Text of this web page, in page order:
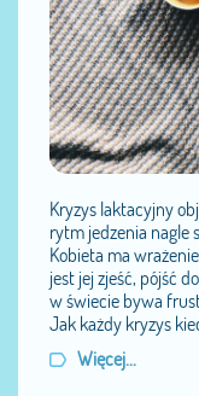
Kryzys laktacyjny
rytm jedzenia nagle
Kobieta ma
jest jej zjeść, pójść
w świecie bywa
Jak każdy kryzys
Więcej...